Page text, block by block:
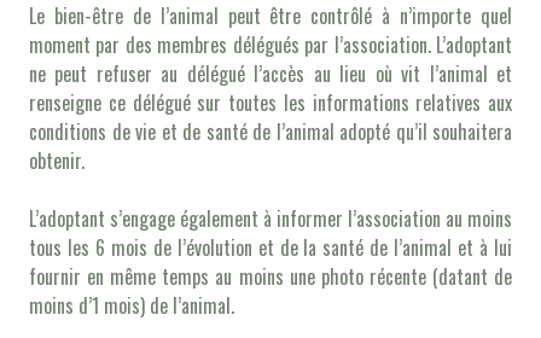
Le bien-être de l’animal peut être contrôlé à n’importe quel
moment par des membres délégués par l’association. L’adoptant
ne peut refuser au délégué l’accès au lieu où vit l’animal et
renseigne ce délégué sur toutes les informations relatives aux
conditions de vie et de santé de l’animal adopté qu’il souhaitera
obtenir.
L’adoptant s’engage également à informer l’association au moins
tous les 6 mois de l’évolution et de la santé de l’animal et à lui
fournir en même temps au moins une photo récente (datant de
moins d’1 mois) de l’animal.